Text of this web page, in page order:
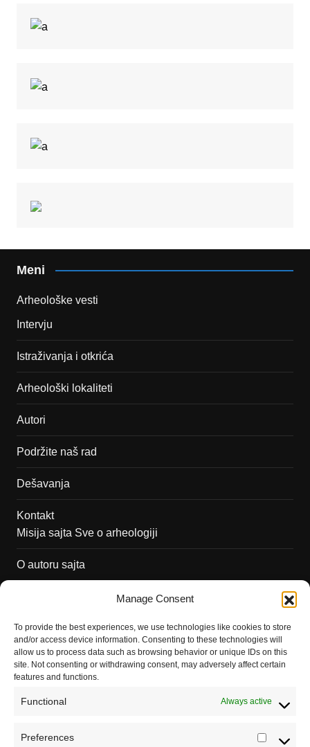
Manage Consent
To provide the best experiences, we use technologies like cookies to store
and/or access device information. Consenting to these technologies will
allow us to process data such as browsing behavior or unique IDs on this
site. Not consenting or withdrawing consent, may adversely affect certain
features and functions.
Functional Always active
Preferences
Meni
Arheološke vesti
Intervju
Istraživanja i otkrića
Arheološki lokaliteti
Autori
Podržite naš rad
Dešavanja
Kontakt
Misija sajta Sve o arheologiji
O autoru sajta
Saradnja